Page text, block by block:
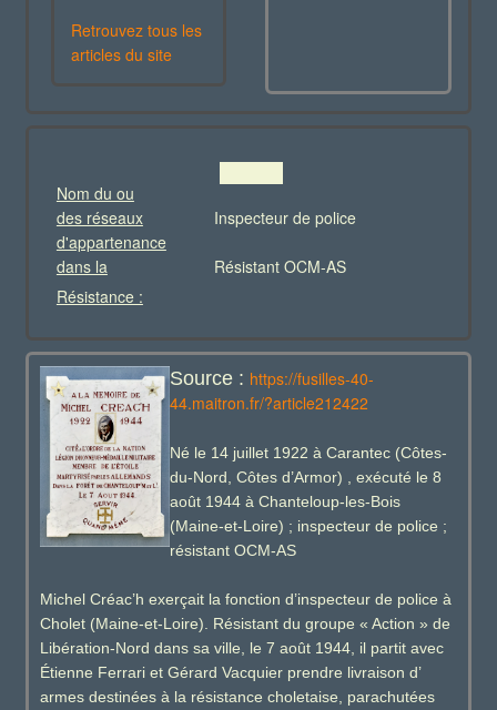
Retrouvez tous les
articles du site
Nom du ou
des réseaux
d'appartenance
dans la
Résistance :
Inspecteur de police
Résistant OCM-AS
Source : https://fusilles-40-
44.maitron.fr/?article212422
Né le 14 juillet 1922 à Carantec (Côtes-
du-Nord, Côtes d’Armor) , exécuté le 8
août 1944 à Chanteloup-les-Bois
(Maine-et-Loire) ; inspecteur de police ;
résistant OCM-AS
Michel Créac’h exerçait la fonction d’inspecteur de police à
Cholet (Maine-et-Loire). Résistant du groupe « Action » de
Libération-Nord dans sa ville, le 7 août 1944, il partit avec
Étienne Ferrari et Gérard Vacquier prendre livraison d’
armes destinées à la résistance choletaise, parachutées